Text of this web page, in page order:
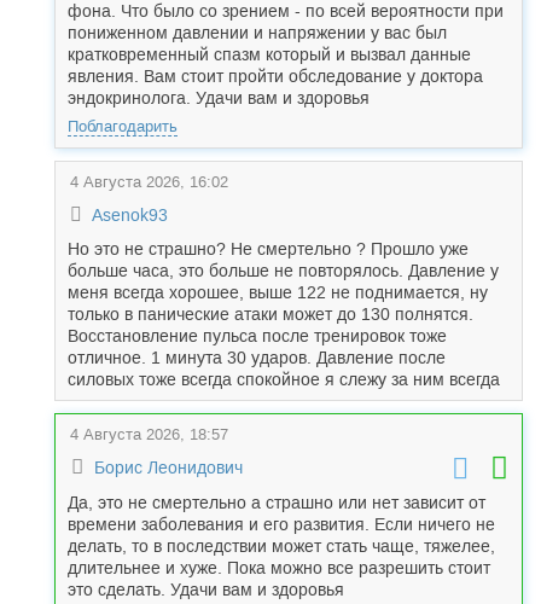
фона. Что было со зрением - по всей вероятности при
пониженном давлении и напряжении у вас был
кратковременный спазм который и вызвал данные
явления. Вам стоит пройти обследование у доктора
эндокринолога. Удачи вам и здоровья
Поблагодарить
4 Августа 2026, 16:02
Asenok93
Но это не страшно? Не смертельно ? Прошло уже
больше часа, это больше не повторялось. Давление у
меня всегда хорошее, выше 122 не поднимается, ну
только в панические атаки может до 130 полнятся.
Восстановление пульса после тренировок тоже
отличное. 1 минута 30 ударов. Давление после
силовых тоже всегда спокойное я слежу за ним всегда
4 Августа 2026, 18:57
Борис Леонидович
Да, это не смертельно а страшно или нет зависит от
времени заболевания и его развития. Если ничего не
делать, то в последствии может стать чаще, тяжелее,
длительнее и хуже. Пока можно все разрешить стоит
это сделать. Удачи вам и здоровья